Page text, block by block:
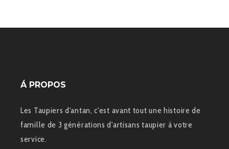
Á PROPOS
Les Taupiers d'antan, c'est avant tout une histoire de
famille de 3 générations d'artisans taupier à votre
service.